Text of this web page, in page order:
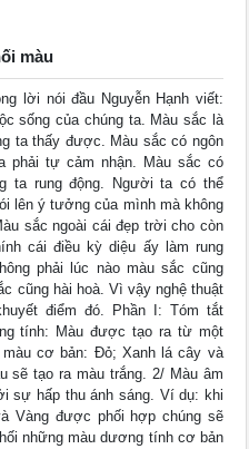
màu
lời nói đầu Nguyễn Hạnh viết:
sống của chúng ta. Màu sắc là
ta thấy được. Màu sắc có ngôn
phải tự cảm nhận. Màu sắc có
ta rung động. Người ta có thể
lên ý tưởng của mình mà không
sắc ngoài cái đẹp trời cho còn
cái điều kỳ diệu ấy làm rung
phải lúc nào màu sắc cũng
cũng hài hoà. Vì vậy nghệ thuật
điểm đó. Phần I: Tóm tắt
tính: Màu được tạo ra từ một
cơ bản: Đỏ; Xanh lá cây và
sẽ tạo ra màu trắng. 2/ Màu âm
sự hấp thu ánh sáng. Ví dụ: khi
Vàng được phối hợp chúng sẽ
những màu dương tính cơ bản